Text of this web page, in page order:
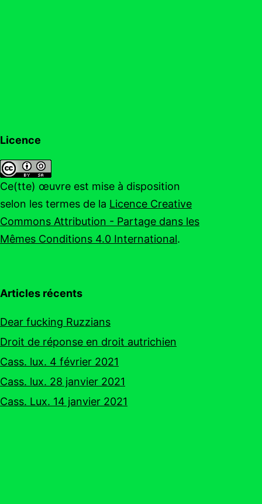
Licence
Ce(tte) œuvre est mise à disposition
selon les termes de la Licence Creative
Commons Attribution - Partage dans les
Mêmes Conditions 4.0 International.
Articles récents
Dear fucking Ruzzians
Droit de réponse en droit autrichien
Cass. lux. 4 février 2021
Cass. lux. 28 janvier 2021
Cass. Lux. 14 janvier 2021